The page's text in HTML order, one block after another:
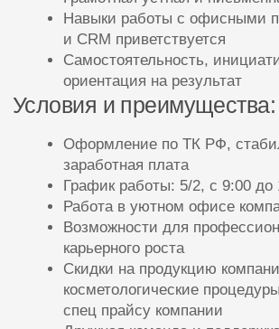
спец прайсу компании
Дружная команда и поддержка на всех этапах
адаптации
После заполнения формы менеджер
свяжется с Вами в течение 10 минут
Откликнуться